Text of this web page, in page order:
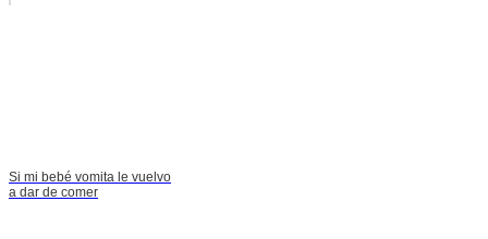
Si mi bebé vomita le vuelvo
a dar de comer